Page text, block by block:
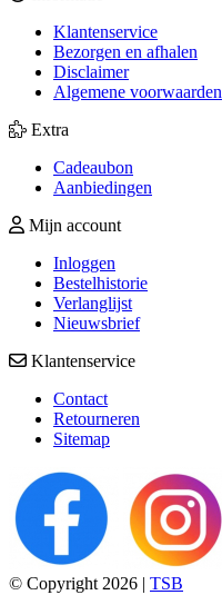
Klantenservice
Bezorgen en afhalen
Disclaimer
Algemene voorwaarden
Extra
Cadeaubon
Aanbiedingen
Mijn account
Inloggen
Bestelhistorie
Verlanglijst
Nieuwsbrief
Klantenservice
Contact
Retourneren
Sitemap
© Copyright 2026 | TSB